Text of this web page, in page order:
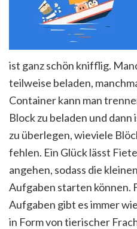
ist ganz schön knifflig.
teilweise beladen,
Container kann man
Block zu beladen und
zu überlegen, wieviele
fehlen. Ein Glück lässt
angehen, sodass die
Aufgaben starten können.
Aufgaben gibt es immer
in Form von tierischer